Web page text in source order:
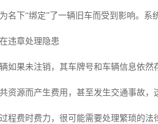
名下“绑定”了一辆旧车而受到影响。系
违章处理隐患
如果未注销，其车牌号和车辆信息依
资源而产生费用，甚至发生交通事故
程费时费力，很可能需要处理繁琐的法